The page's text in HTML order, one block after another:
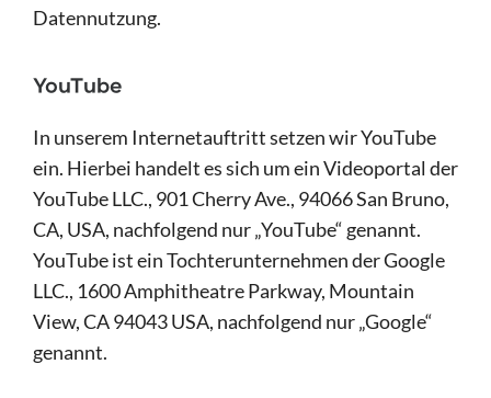
Datennutzung.
YouTube
In unserem Internetauftritt setzen wir YouTube
ein. Hierbei handelt es sich um ein Videoportal der
YouTube LLC., 901 Cherry Ave., 94066 San Bruno,
CA, USA, nachfolgend nur „YouTube“ genannt.
YouTube ist ein Tochterunternehmen der Google
LLC., 1600 Amphitheatre Parkway, Mountain
View, CA 94043 USA, nachfolgend nur „Google“
genannt.